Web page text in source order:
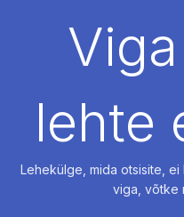
PALKAMA
lehte
Lehekülge, mida otsisite,
viga, võtke